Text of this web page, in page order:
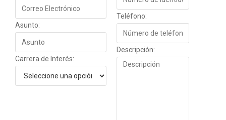
Asunto:
Carrera de Interés:
Teléfono:
Descripción: